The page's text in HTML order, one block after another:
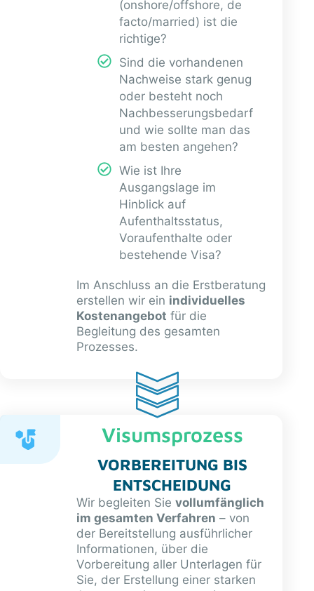
(onshore/offshore, de
facto/married) ist die
richtige?
Sind die vorhandenen
Nachweise stark genug
oder besteht noch
Nachbesserungsbedarf
und wie sollte man das
am besten angehen?
Wie ist Ihre
Ausgangslage im
Hinblick auf
Aufenthaltsstatus,
Voraufenthalte oder
bestehende Visa?
Im Anschluss an die Erstberatung
erstellen wir ein individuelles
Kostenangebot für die
Begleitung des gesamten
Prozesses.
Visumsprozess
VORBEREITUNG BIS
ENTSCHEIDUNG
Wir begleiten Sie vollumfänglich
im gesamten Verfahren – von
der Bereitstellung ausführlicher
Informationen, über die
Vorbereitung aller Unterlagen für
Sie, der Erstellung einer starken